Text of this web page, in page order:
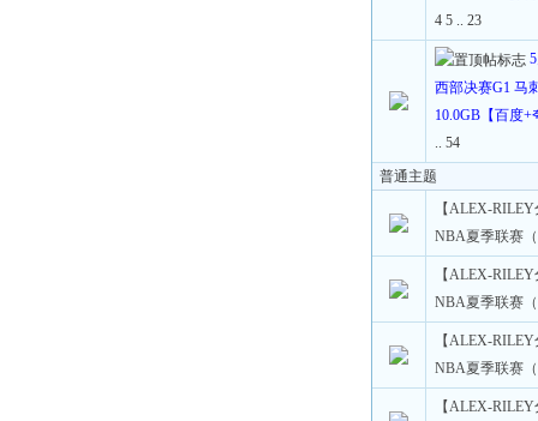
4 5 ..23
西部决赛G1 马
10.0GB【百度+
..54
普通主题
【ALEX-
NBA夏季联赛
【ALEX-
NBA夏季联赛
【ALEX-
NBA夏季联赛
【ALEX-